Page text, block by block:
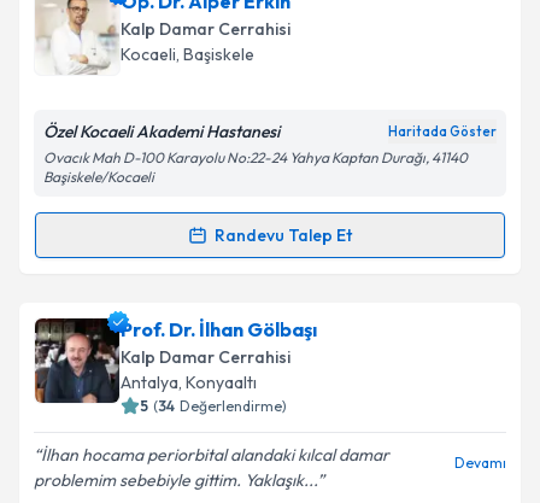
Takvim Talebini Gönder
Prof. Dr. Emre Özker için randevu takvimi talebi
oluşturun. Size bu uzmandan randevu almanız için bir
takvim hazırlandığında e-posta ile bilgilendireceğiz.
Kişisel verilerimin işlenmesine ilişkin
Metni'ni okudum ve kişisel verilerimin belirtilen
Takvim Talebini Gönder
Op. Dr. Alper Erkin
Kalp Damar Cerrahisi
Kocaeli, Başiskele
Özel Kocaeli Akademi Hastanesi
Ovacık Mah D-100 Karayolu No:22-24 Yahya Kaptan Durağı, 41140
Başiskele/Kocaeli
Randevu Talep Et
Randevu Takvimi Talebi
Op. Dr. Alper Erkiniçin randevu takvimi talebi
oluşturun. Size bu uzmandan randevu almanız için bir
takvim hazırlandığında e-posta ile bilgilendireceğiz.
E-posta Adresiniz
Prof. Dr. İlhan Gölbaşı
Kalp Damar Cerrahisi
Antalya,Konyaaltı
( Değerlendirme)
İlhan hocama periorbital alandaki kılcal damar
problemim sebebiyle gittim. Yaklaşık...